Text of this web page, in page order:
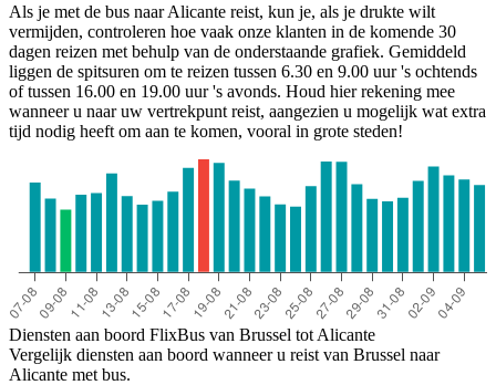
Als je met de bus naar Alicante reist, kun je, als je drukte wilt
vermijden, controleren hoe vaak onze klanten in de komende 30
dagen reizen met behulp van de onderstaande grafiek. Gemiddeld
liggen de spitsuren om te reizen tussen 6.30 en 9.00 uur 's ochtends
of tussen 16.00 en 19.00 uur 's avonds. Houd hier rekening mee
wanneer u naar uw vertrekpunt reist, aangezien u mogelijk wat extra
tijd nodig heeft om aan te komen, vooral in grote steden!
Diensten aan boord FlixBus van Brussel tot Alicante
Vergelijk diensten aan boord wanneer u reist van Brussel naar
Alicante met bus.